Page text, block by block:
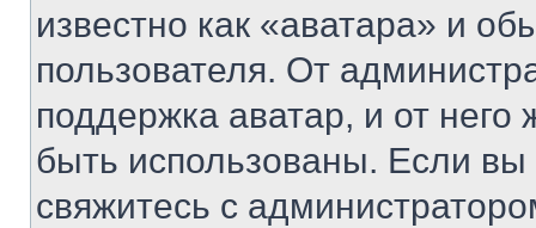
известно как «аватара» и
пользователя. От
поддержка аватар, и от него
быть использованы. Если
свяжитесь с